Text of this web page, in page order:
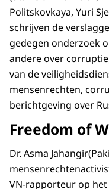
Politskovkaya, Yuri
schrijven de
gedegen onderzoek
andere over
van de
mensenrechten,
berichtgeving over
Freedom of
Dr. Asma
VN-rapporteur op